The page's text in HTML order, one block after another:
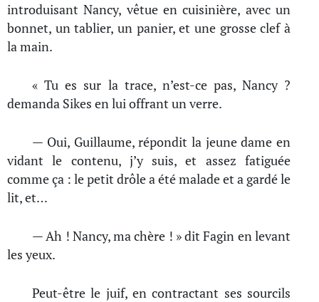
introduisant Nancy, vêtue en cuisinière, avec un
bonnet, un tablier, un panier, et une grosse clef à
la main.
« Tu es sur la trace, n’est-ce pas, Nancy ?
demanda Sikes en lui offrant un verre.
— Oui, Guillaume, répondit la jeune dame en
vidant le contenu, j’y suis, et assez fatiguée
comme ça : le petit drôle a été malade et a gardé le
lit, et…
— Ah ! Nancy, ma chère ! » dit Fagin en levant
les yeux.
Peut-être le juif, en contractant ses sourcils